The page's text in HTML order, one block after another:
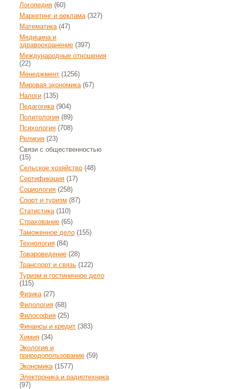
Логопедия (60)
Маркетинг и реклама(327)
Математика(47)
Медицина и
здравоохранение (397)
Международные отношения
(22)
Менеджмент (1256)
Мировая экономика(67)
Налоги (135)
Педагогика(904)
Политология (89)
Психология (708)
Религия (23)
Связи с общественностью
(15)
Сельское хозяйство (48)
Сертификация (17)
Социология (258)
Спорт и туризм (87)
Статистика(110)
Страхование (65)
Таможенное дело (155)
Технология (84)
Товароведение (28)
Транспорт и связь (122)
Туризм и гостиничное дело
(115)
Физика(27)
Филология (68)
Философия (25)
Финансы и кредит (383)
Химия (34)
Экология и
природопользование (59)
Экономика(1577)
Электроника и радиотехника
(97)